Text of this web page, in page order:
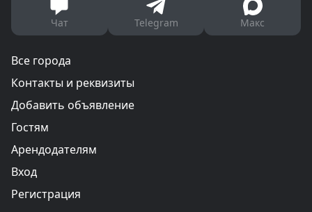
Чат Telegram Макс
Все города
Контакты и реквизиты
Добавить объявление
Гостям
Арендодателям
Вход
Регистрация